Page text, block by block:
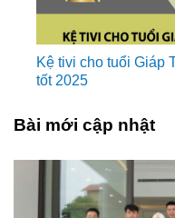
Kệ tivi cho tuổi Giáp
tốt 2025
Bài mới cập nhật